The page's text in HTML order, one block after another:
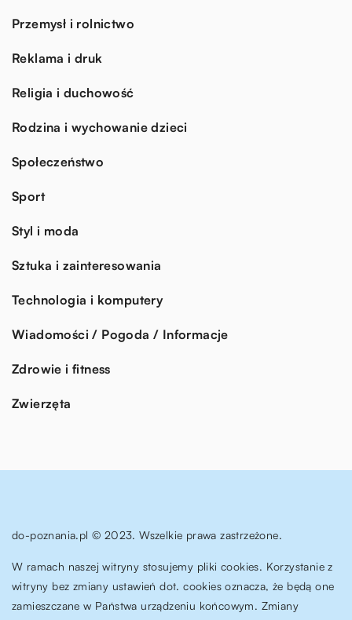
Przemysł i rolnictwo
Reklama i druk
Religia i duchowość
Rodzina i wychowanie dzieci
Społeczeństwo
Sport
Styl i moda
Sztuka i zainteresowania
Technologia i komputery
Wiadomości / Pogoda / Informacje
Zdrowie i fitness
Zwierzęta
do-poznania.pl © 2023. Wszelkie prawa zastrzeżone.
W ramach naszej witryny stosujemy pliki cookies. Korzystanie z
witryny bez zmiany ustawień dot. cookies oznacza, że będą one
zamieszczane w Państwa urządzeniu końcowym. Zmiany